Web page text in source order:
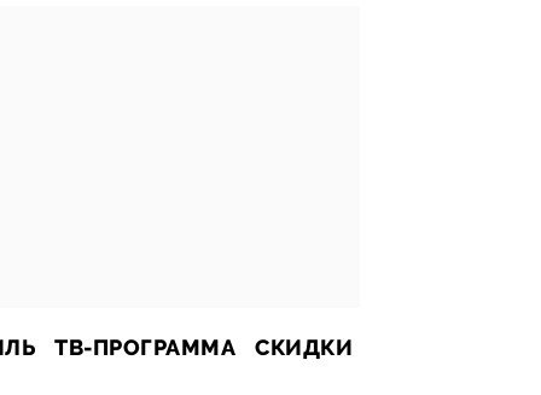
ТВ-ПРОГРАММА СКИДКИ